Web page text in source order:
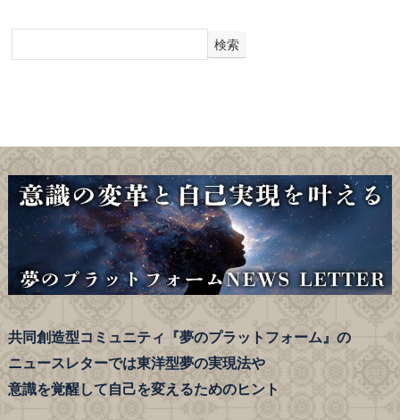
検索
共同創造型コミュニティ『夢のプラットフォーム』の
ニュースレターでは東洋型夢の実現法や
意識を覚醒して自己を変えるためのヒント